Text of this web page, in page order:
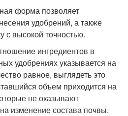
форма позволяет
удобрений, а также
с высокой точностью.
ингредиентов в
удобрениях указывается на
равное, выглядеть это
объем приходится на
не оказывают
изменение состава почвы.